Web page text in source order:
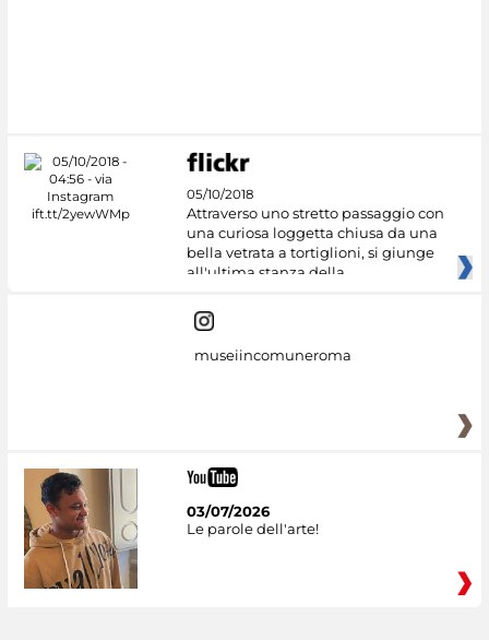
05/10/2018
Attraverso uno stretto passaggio con
una curiosa loggetta chiusa da una
bella vetrata a tortiglioni, si giunge
all'ultima stanza della
museiincomuneroma
03/07/2026
Le parole dell'arte!